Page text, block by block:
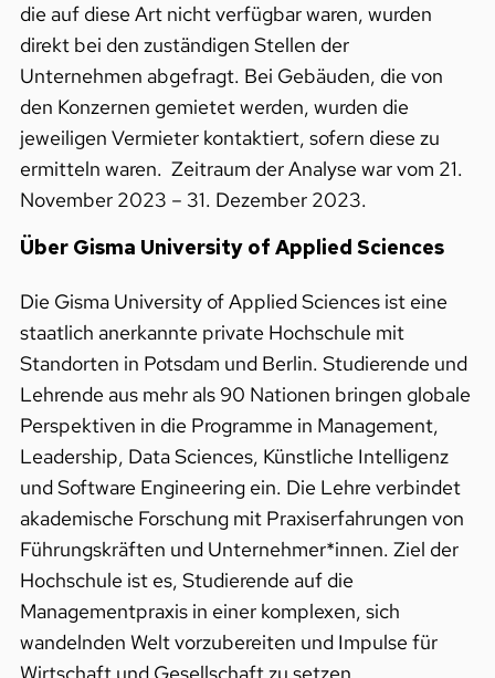
die auf diese Art nicht verfügbar waren, wurden
direkt bei den zuständigen Stellen der
Unternehmen abgefragt. Bei Gebäuden, die von
den Konzernen gemietet werden, wurden die
jeweiligen Vermieter kontaktiert, sofern diese zu
ermitteln waren. Zeitraum der Analyse war vom 21.
November 2023 – 31. Dezember 2023.
Über Gisma University of Applied Sciences
Die Gisma University of Applied Sciences ist eine
staatlich anerkannte private Hochschule mit
Standorten in Potsdam und Berlin. Studierende und
Lehrende aus mehr als 90 Nationen bringen globale
Perspektiven in die Programme in Management,
Leadership, Data Sciences, Künstliche Intelligenz
und Software Engineering ein. Die Lehre verbindet
akademische Forschung mit Praxiserfahrungen von
Führungskräften und Unternehmer*innen. Ziel der
Hochschule ist es, Studierende auf die
Managementpraxis in einer komplexen, sich
wandelnden Welt vorzubereiten und Impulse für